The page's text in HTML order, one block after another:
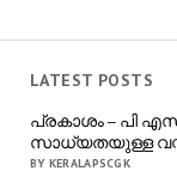
LATEST POSTS
പ്രകാശം – പി
സാധ്യതയുള്ള
BY KERALAPSCGK